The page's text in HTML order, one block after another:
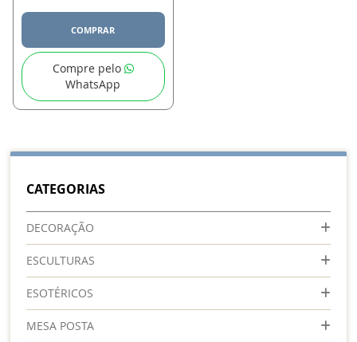
COMPRAR
Compre pelo
WhatsApp
CATEGORIAS
DECORAÇÃO
ESCULTURAS
ESOTÉRICOS
MESA POSTA